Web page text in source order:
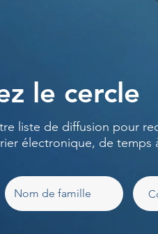
le cercle
liste de diffusion pour
électronique, de temps